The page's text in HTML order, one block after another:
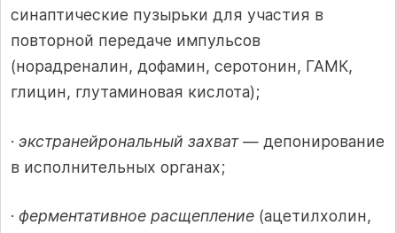
синаптические пузырьки для участия в
повторной передаче импульсов
(норадреналин, дофамин, серотонин, ГАМК,
глицин, глутаминовая кислота);
· экстранейрональный захват— депонирование
в исполнительных органах;
· ферментативное расщепление (ацетилхолин,